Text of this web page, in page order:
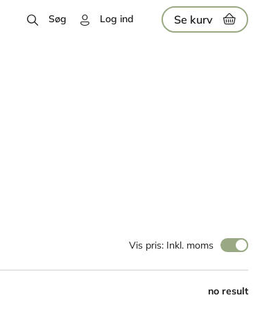
Søg Log ind Se kurv
Vis pris: Inkl. moms
no result